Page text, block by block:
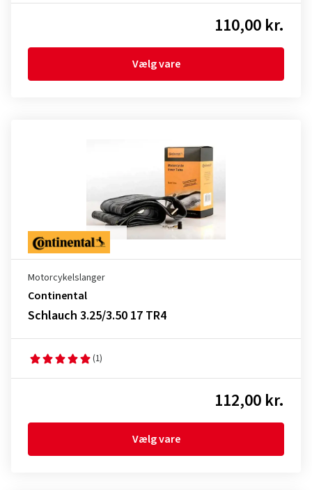
110,00 kr.
Vælg vare
Motorcykelslanger
Continental
Schlauch 3.25/3.50 17 TR4
(1)
112,00 kr.
Vælg vare